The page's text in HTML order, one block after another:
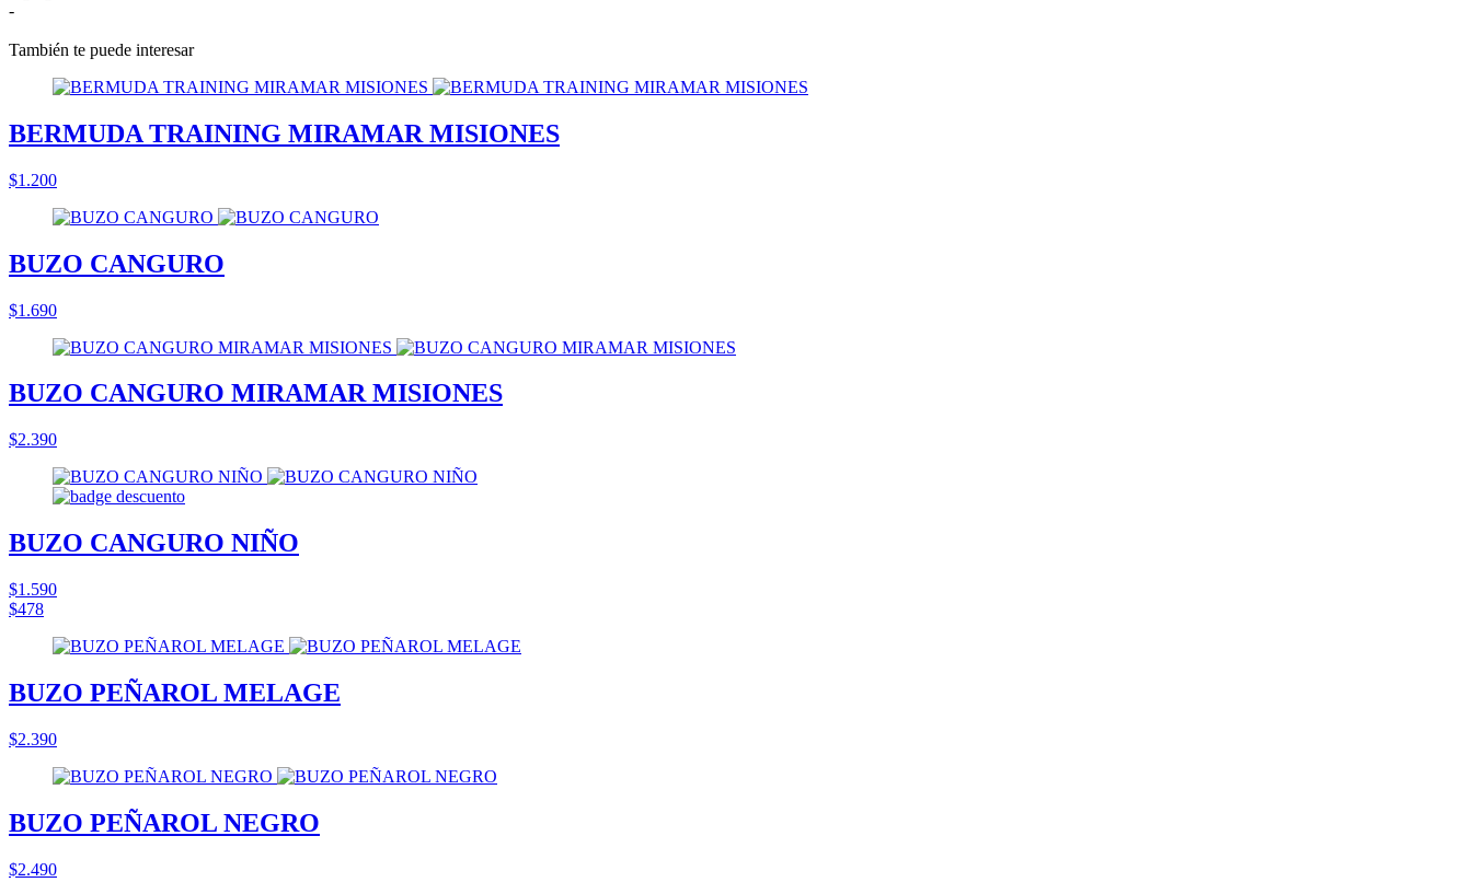
-
También te puede interesar
BERMUDA TRAINING MIRAMAR MISIONES
$1.200
BUZO CANGURO
$1.690
BUZO CANGURO MIRAMAR MISIONES
$2.390
BUZO CANGURO NIÑO
$1.590
$478
BUZO PEÑAROL MELAGE
$2.390
BUZO PEÑAROL NEGRO
$2.490